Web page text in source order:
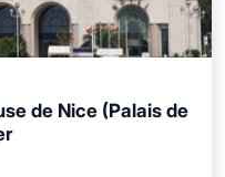
de Nice (Palais de